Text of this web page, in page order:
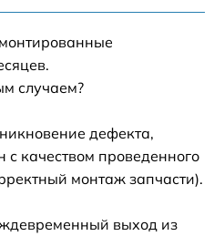
случаем?
дефекта,
качеством проведенного
монтаж запчасти).
выход из